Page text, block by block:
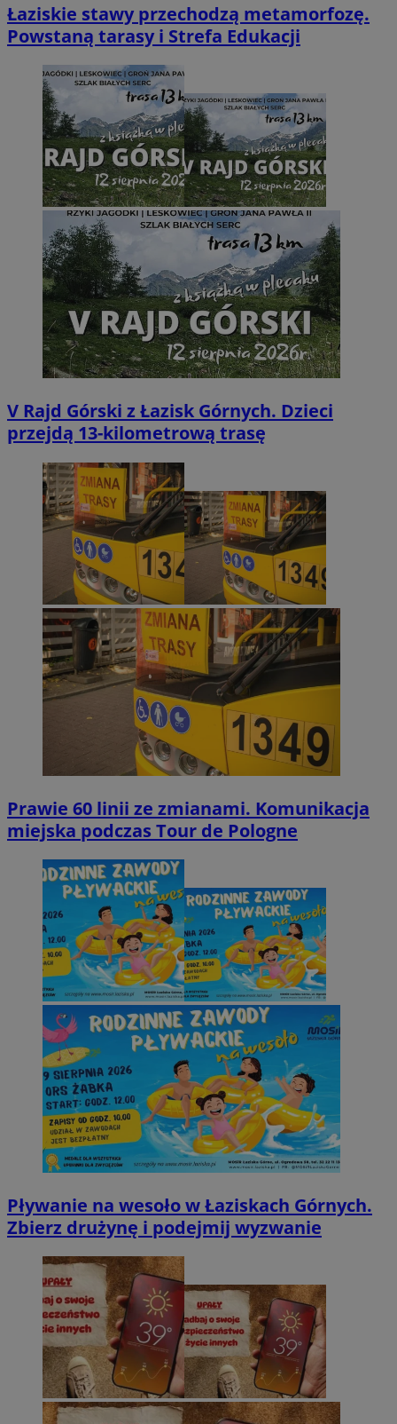
Łaziskie stawy przechodzą metamorfozę.
Powstaną tarasy i Strefa Edukacji
V Rajd Górski z Łazisk Górnych. Dzieci
przejdą 13-kilometrową trasę
Prawie 60 linii ze zmianami. Komunikacja
miejska podczas Tour de Pologne
Pływanie na wesoło w Łaziskach Górnych.
Zbierz drużynę i podejmij wyzwanie